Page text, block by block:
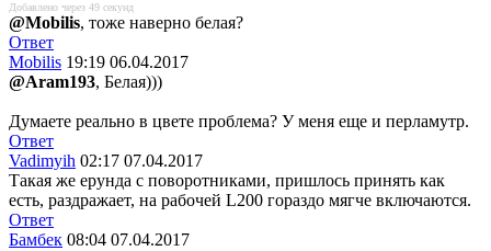
Добавлено через 49 секунд
@Mobilis, тоже наверно белая?
Ответ
Mobilis 19:19 06.04.2017
@Aram193, Белая)))
Думаете реально в цвете проблема? У меня еще и перламутр.
Ответ
Vadimyih 02:17 07.04.2017
Такая же ерунда с поворотниками, пришлось принять как
есть, раздражает, на рабочей L200 гораздо мягче включаются.
Ответ
Бамбек 08:04 07.04.2017